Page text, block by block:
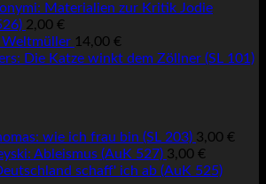
Materialien zur Kritik Jodie
2,00 €
Weltmüller 14,00 €
Die Katze winkt dem Zöllner (SL 101)
wie ich frau bin (SL 203) 3,00 €
Ableismus (AuK 527) 3,00 €
schaff' ich ab (AuK 525)